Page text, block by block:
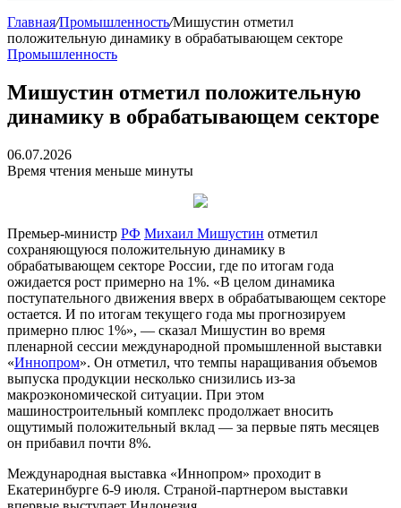
Главная/Промышленность/Мишустин отметил
положительную динамику в обрабатывающем секторе
Промышленность
Мишустин отметил положительную
динамику в обрабатывающем секторе
06.07.2026
Время чтения меньше минуты
Премьер-министр РФ Михаил Мишустин отметил
сохраняющуюся положительную динамику в
обрабатывающем секторе России, где по итогам года
ожидается рост примерно на 1%. «В целом динамика
поступательного движения вверх в обрабатывающем секторе
остается. И по итогам текущего года мы прогнозируем
примерно плюс 1%», — сказал Мишустин во время
пленарной сессии международной промышленной выставки
«Иннопром». Он отметил, что темпы наращивания объемов
выпуска продукции несколько снизились из-за
макроэкономической ситуации. При этом
машиностроительный комплекс продолжает вносить
ощутимый положительный вклад — за первые пять месяцев
он прибавил почти 8%.
Международная выставка «Иннопром» проходит в
Екатеринбурге 6-9 июля. Страной-партнером выставки